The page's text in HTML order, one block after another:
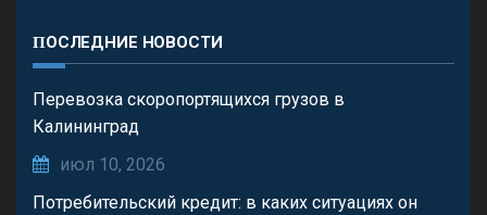
ПОСЛЕДНИЕ НОВОСТИ
Перевозка скоропортящихся грузов в
Калининград
июл 10, 2026
Потребительский кредит: в каких ситуациях он